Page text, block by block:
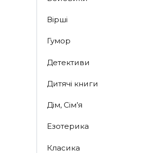
Вірші
Гумор
Детективи
Дитячі книги
Дім, Сім’я
Езотерика
Класика